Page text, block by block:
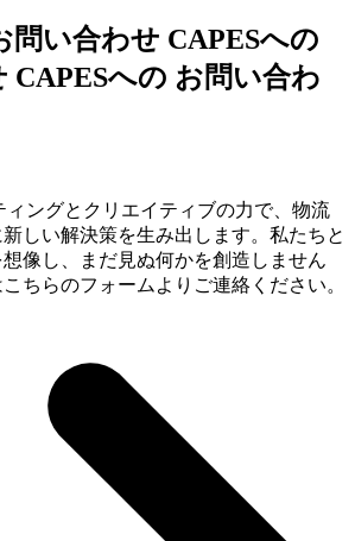
問い合わせ CAPESへの
CAPESへの お問い合わ
ィングとクリエイティブの力で、物流
しい解決策を生み出します。私たちと
像し、まだ見ぬ何かを創造しません
ちらのフォームよりご連絡ください。